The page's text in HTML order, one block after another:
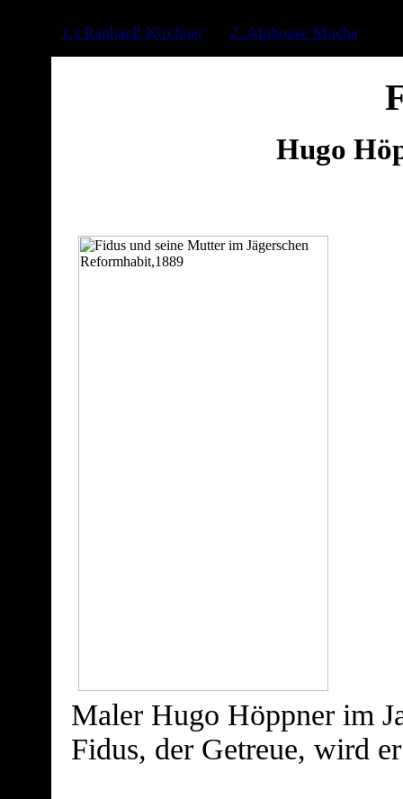
1.) Raphaell Kirchner 2. Alphonse Mucha
Hugo
Maler Hugo Höppner im
Fidus, der Getreue, wird